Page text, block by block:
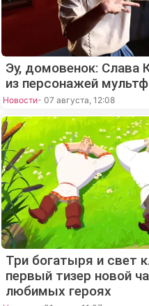
Эу, домовенок: Слава
из персонажей
Новости- 07 августа, 12:08
Три богатыря и свет
первый тизер новой
любимых героях